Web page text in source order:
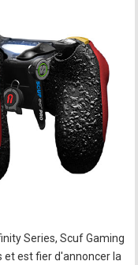
Series, Scuf Gaming
est fier d'annoncer la